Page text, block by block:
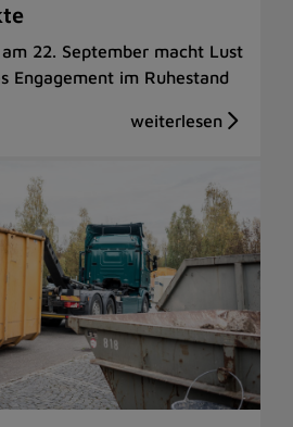
22. September macht Lust
Engagement im Ruhestand